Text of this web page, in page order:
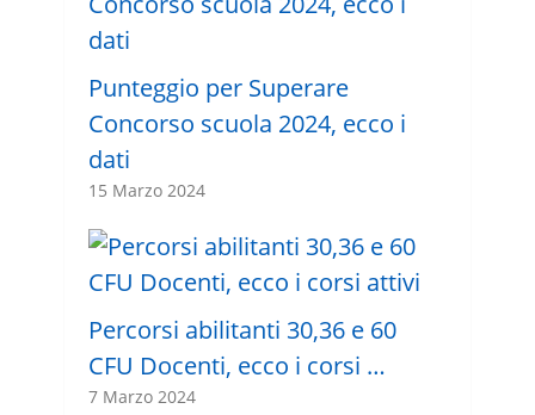
Punteggio per Superare
Concorso scuola 2024, ecco i
dati
15 Marzo 2024
Percorsi abilitanti 30,36 e 60
CFU Docenti, ecco i corsi …
7 Marzo 2024